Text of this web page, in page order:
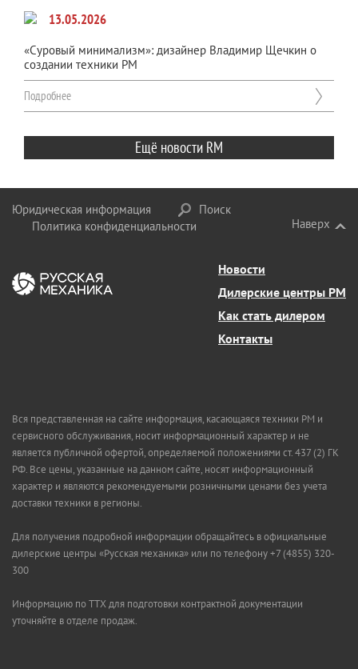
13.05.2026
«Суровый минимализм»: дизайнер Владимир Щечкин о
создании техники РМ
Подробнее
Ещё новости RM
Юридическая информация
Поиск
Политика конфиденциальности
Наверх
Новости
Дилерские центры РМ
Как стать дилером
Контакты
Вся представленная на сайте информация, касающаяся техники РМ и
сервисного обслуживания, носит информационный характер и не
является публичной офертой, определяемой положениями ст. 437 (2) ГК
РФ. Все цены, указанные на данном сайте, носят информационный
характер и являются рекомендуемыми розничными ценами без учета
доставки техники в регионы.
Для получения подробной информации обращайтесь в официальные
дилерские центры «Русская механика» или по телефону +7 (4855) 320-
300
Информацию по ТТХ для подготовки контрактной документации
уточняйте в отделе продаж.